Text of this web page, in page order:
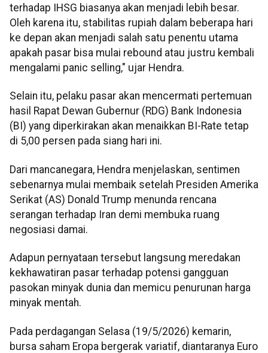
terhadap IHSG biasanya akan menjadi lebih besar.
Oleh karena itu, stabilitas rupiah dalam beberapa hari
ke depan akan menjadi salah satu penentu utama
apakah pasar bisa mulai rebound atau justru kembali
mengalami panic selling," ujar Hendra.
Selain itu, pelaku pasar akan mencermati pertemuan
hasil Rapat Dewan Gubernur (RDG) Bank Indonesia
(BI) yang diperkirakan akan menaikkan BI-Rate tetap
di 5,00 persen pada siang hari ini.
Dari mancanegara, Hendra menjelaskan, sentimen
sebenarnya mulai membaik setelah Presiden Amerika
Serikat (AS) Donald Trump menunda rencana
serangan terhadap Iran demi membuka ruang
negosiasi damai.
Adapun pernyataan tersebut langsung meredakan
kekhawatiran pasar terhadap potensi gangguan
pasokan minyak dunia dan memicu penurunan harga
minyak mentah.
Pada perdagangan Selasa (19/5/2026) kemarin,
bursa saham Eropa bergerak variatif, diantaranya Euro